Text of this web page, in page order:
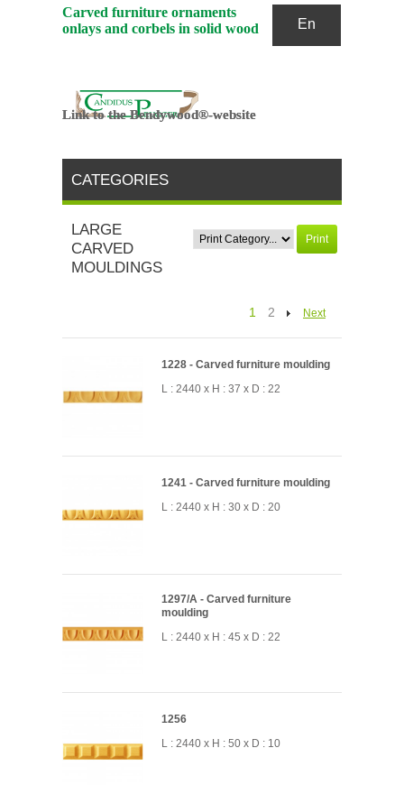
En
Carved furniture ornaments
onlays and corbels in solid wood
Link to the Bendywood®-website
Link to the Bendywood®-website
CATEGORIES
Print
LARGE
CARVED
MOULDINGS
1 2 Next
1228 - Carved furniture moulding
L : 2440 x H : 37 x D : 22
1241 - Carved furniture moulding
L : 2440 x H : 30 x D : 20
1297/A - Carved furniture
moulding
L : 2440 x H : 45 x D : 22
1256
L : 2440 x H : 50 x D : 10